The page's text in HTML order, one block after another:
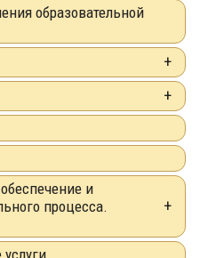
образовательной
и
процесса.